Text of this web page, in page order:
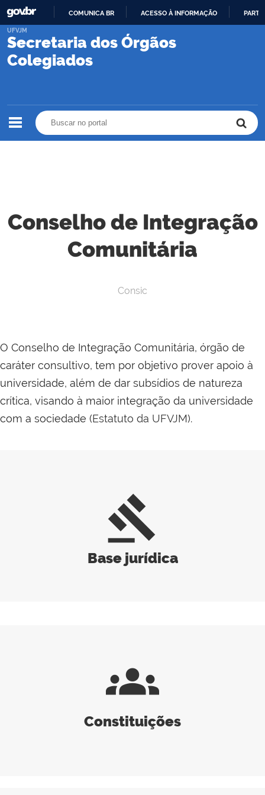
PARA
COMUNICA BR ACESSO À INFORMAÇÃO
Secretaria dos Órgãos
Colegiados
UFVJM
Conselho de Integração
Comunitária
Consic
O Conselho de Integração Comunitária, órgão de
caráter consultivo, tem por objetivo prover apoio à
universidade, além de dar subsídios de natureza
crítica, visando à maior integração da universidade
com a sociedade (Estatuto da UFVJM).
gavel
Base jurídica
groups
Constituições